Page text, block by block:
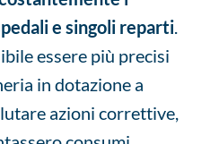
e singoli reparti.
essere più precisi
in dotazione a
azioni correttive,